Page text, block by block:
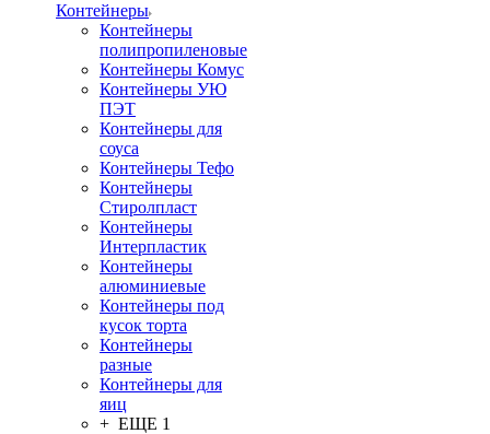
Контейнеры
Контейнеры
полипропиленовые
Контейнеры Комус
Контейнеры УЮ
ПЭТ
Контейнеры для
соуса
Контейнеры Тефо
Контейнеры
Стиролпласт
Контейнеры
Интерпластик
Контейнеры
алюминиевые
Контейнеры под
кусок торта
Контейнеры
разные
Контейнеры для
яиц
+ ЕЩЕ 1